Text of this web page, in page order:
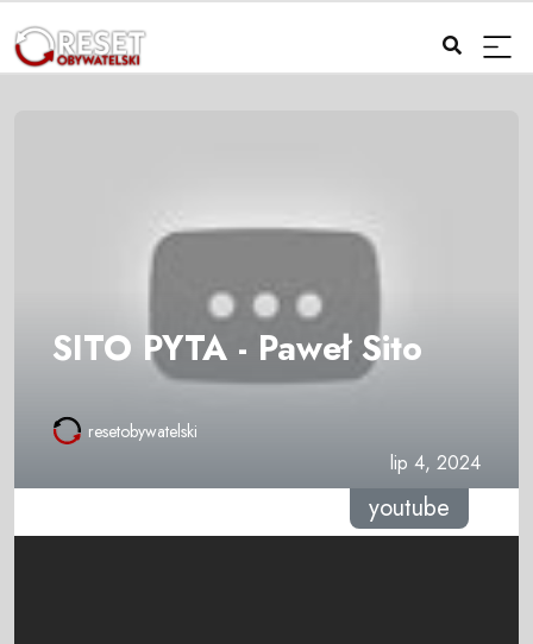
SITO PYTA - Paweł Sito
resetobywatelski
lip 4, 2024
youtube